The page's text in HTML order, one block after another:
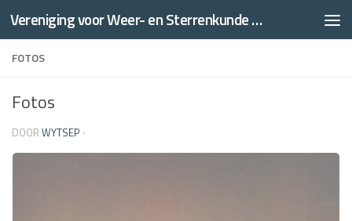
Doorgaan naar inhoud Vereniging voor Weer- en Sterrenkunde Thales
FOTOS
Fotos
DOOR WYTSEP ·